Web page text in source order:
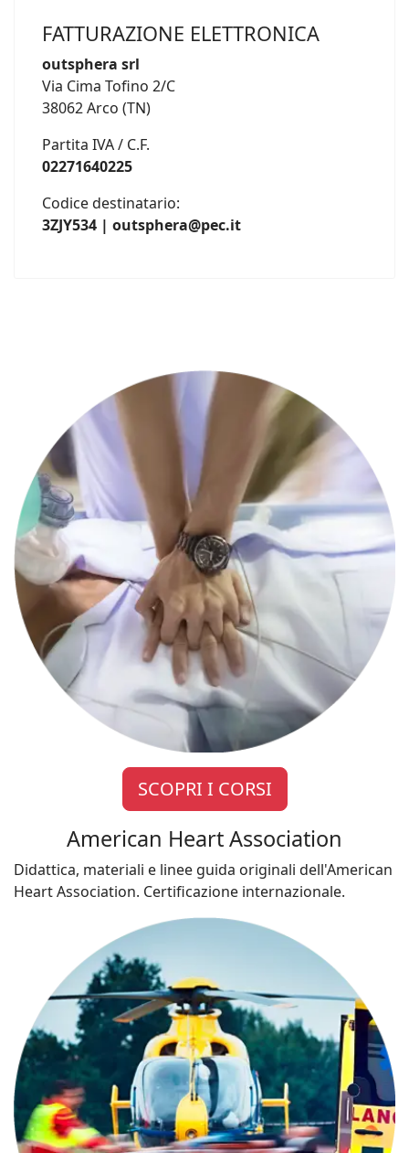
FATTURAZIONE ELETTRONICA
outsphera srl
Via Cima Tofino 2/C
38062 Arco (TN)
Partita IVA / C.F.
02271640225
Codice destinatario:
3ZJY534 | outsphera@pec.it
SCOPRI I CORSI
American Heart Association
Didattica, materiali e linee guida originali dell'American
Heart Association. Certificazione internazionale.